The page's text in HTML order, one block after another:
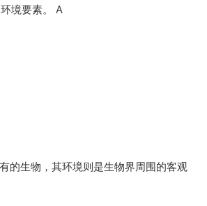
境要素。 A
的生物，其环境则是生物界周围的客观